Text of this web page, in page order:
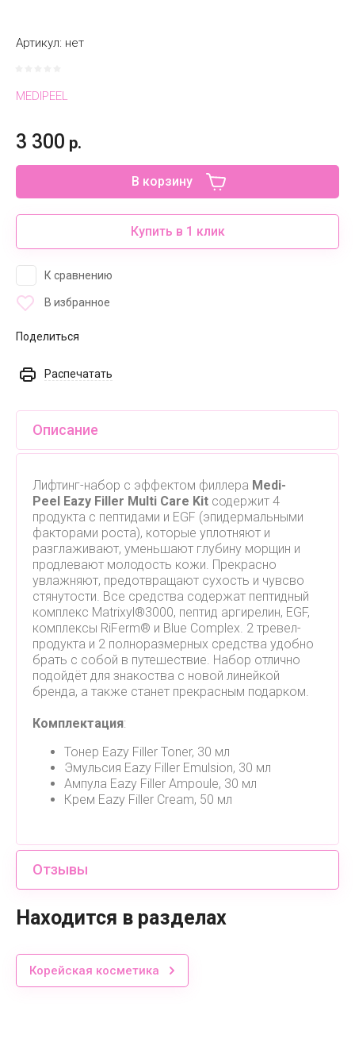
Артикул: нет
MEDIPEEL
3 300 р.
В корзину
Купить в 1 клик
К сравнению
В избранное
Поделиться
Распечатать
Описание
Лифтинг-набор с эффектом филлера Medi-
Peel Eazy Filler Multi Care Kit содержит 4
продукта с пептидами и EGF (эпидермальными
факторами роста), которые уплотняют и
разглаживают, уменьшают глубину морщин и
продлевают молодость кожи. Прекрасно
увлажняют, предотвращают сухость и чувсво
стянутости. Все средства содержат пептидный
комплекс Matrixyl®3000, пептид аргирелин, EGF,
комплексы RiFerm® и Blue Complex. 2 тревел-
продукта и 2 полноразмерных средства удобно
брать с собой в путешествие. Набор отлично
подойдёт для знакоства с новой линейкой
бренда, а также станет прекрасным подарком.
Комплектация:
Тонер Eazy Filler Toner, 30 мл
Эмульсия Eazy Filler Emulsion, 30 мл
Ампула Eazy Filler Ampoule, 30 мл
Крем Eazy Filler Cream, 50 мл
Отзывы
Находится в разделах
Корейская косметика